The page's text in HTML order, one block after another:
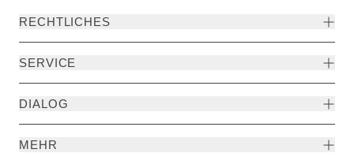
RECHTLICHES
SERVICE
DIALOG
MEHR